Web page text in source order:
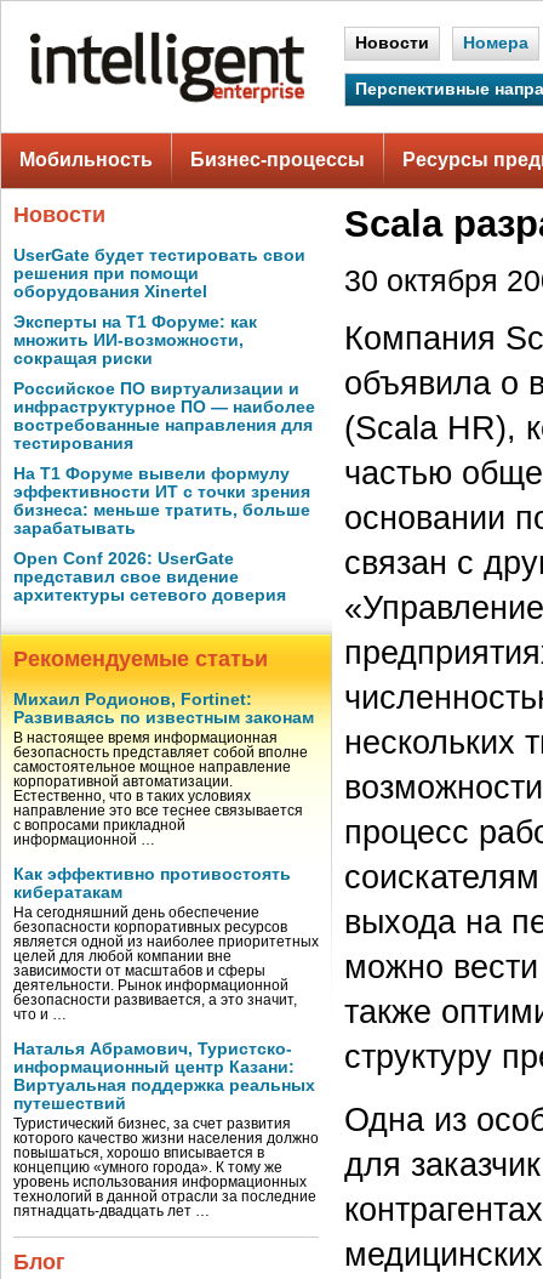
Новости Номера
Перспективные
Мобильность Бизнес-процессы Ресурсы
Новости
UserGate будет тестировать свои
решения при помощи
оборудования Xinertel
Эксперты на Т1 Форуме: как
множить ИИ-возможности,
сокращая риски
Российское ПО виртуализации и
инфраструктурное ПО — наиболее
востребованные направления для
тестирования
На Т1 Форуме вывели формулу
эффективности ИТ с точки зрения
бизнеса: меньше тратить, больше
зарабатывать
Open Conf 2026: UserGate
представил свое видение
архитектуры сетевого доверия
Рекомендуемые статьи
Михаил Родионов, Fortinet:
Развиваясь по известным законам
В настоящее время информационная
безопасность представляет собой вполне
самостоятельное мощное направление
корпоративной автоматизации.
Естественно, что в таких условиях
направление это все теснее связывается
с вопросами прикладной
информационной …
Как эффективно противостоять
кибератакам
На сегодняшний день обеспечение
безопасности корпоративных ресурсов
является одной из наиболее приоритетных
целей для любой компании вне
зависимости от масштабов и сферы
деятельности. Рынок информационной
безопасности развивается, а это значит,
что и …
Наталья Абрамович, Туристско-
информационный центр Казани:
Виртуальная поддержка реальных
путешествий
Туристический бизнес, за счет развития
которого качество жизни населения должно
повышаться, хорошо вписывается в
концепцию «умного города». К тому же
уровень использования информационных
технологий в данной отрасли за последние
пятнадцать-двадцать лет …
Блог
Scala
30 октября
Компания
объявила о
(Scala HR),
частью
основании
связан с
нескольких
процесс
выхода на
можно
также
структуру
Одна из
для